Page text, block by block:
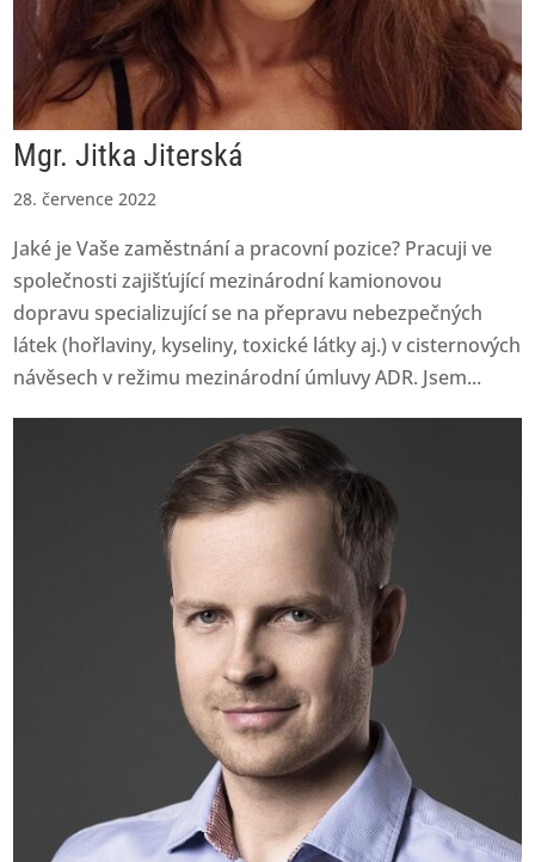
Mgr. Jitka Jiterská
28. července 2022
Jaké je Vaše zaměstnání a pracovní pozice? Pracuji ve
společnosti zajišťující mezinárodní kamionovou
dopravu specializující se na přepravu nebezpečných
látek (hořlaviny, kyseliny, toxické látky aj.) v cisternových
návěsech v režimu mezinárodní úmluvy ADR. Jsem...